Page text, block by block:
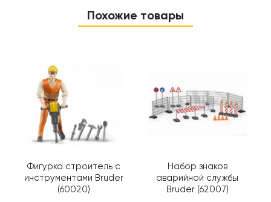
Похожие товары
Фигурка строитель с
инструментами Bruder
(60020)
Набор знаков
аварийной службы
Bruder (62007)